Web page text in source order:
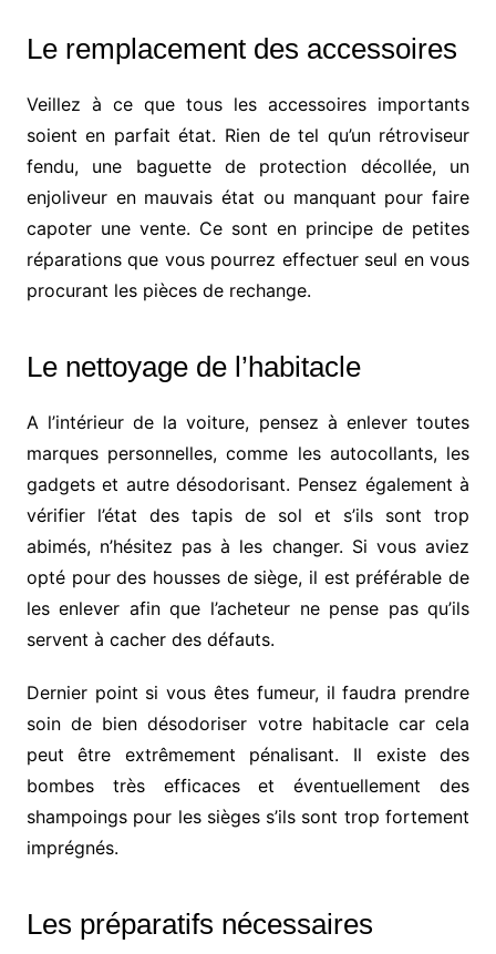
Le remplacement des accessoires
Veillez à ce que tous les accessoires importants
soient en parfait état. Rien de tel qu’un rétroviseur
fendu, une baguette de protection décollée, un
enjoliveur en mauvais état ou manquant pour faire
capoter une vente. Ce sont en principe de petites
réparations que vous pourrez effectuer seul en vous
procurant les pièces de rechange.
Le nettoyage de l’habitacle
A l’intérieur de la voiture, pensez à enlever toutes
marques personnelles, comme les autocollants, les
gadgets et autre désodorisant. Pensez également à
vérifier l’état des tapis de sol et s’ils sont trop
abimés, n’hésitez pas à les changer. Si vous aviez
opté pour des housses de siège, il est préférable de
les enlever afin que l’acheteur ne pense pas qu’ils
servent à cacher des défauts.
Dernier point si vous êtes fumeur, il faudra prendre
soin de bien désodoriser votre habitacle car cela
peut être extrêmement pénalisant. Il existe des
bombes très efficaces et éventuellement des
shampoings pour les sièges s’ils sont trop fortement
imprégnés.
Les préparatifs nécessaires